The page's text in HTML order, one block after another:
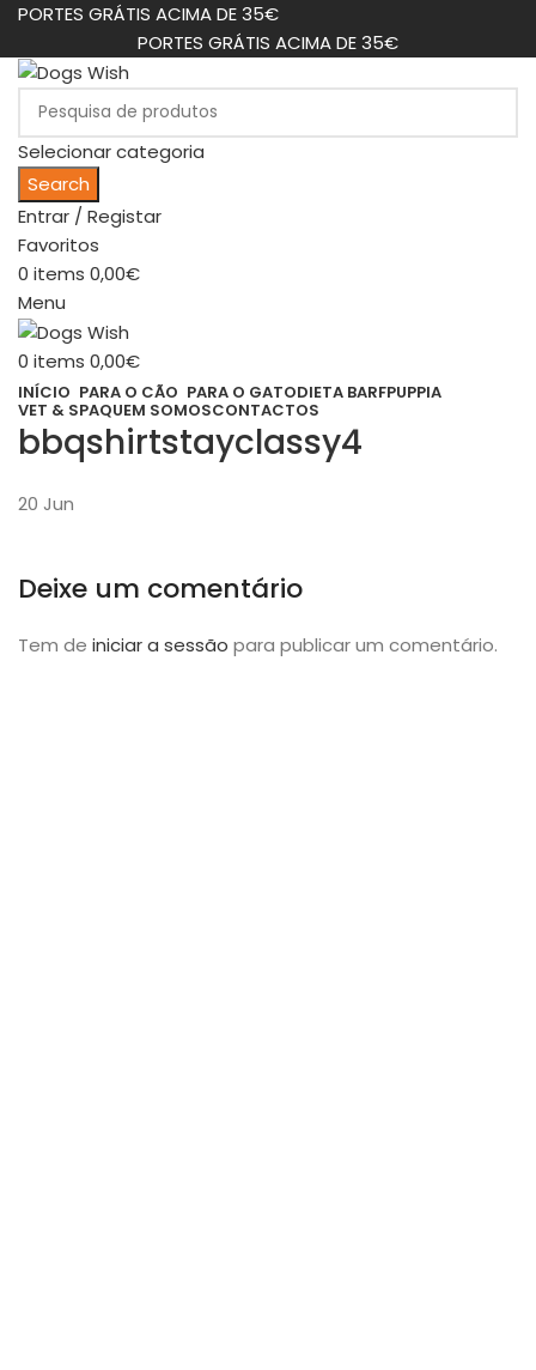
PORTES GRÁTIS ACIMA DE 35€
PORTES GRÁTIS ACIMA DE 35€
Selecionar categoria
Search
Entrar / Registar
Favoritos
0 items 0,00€
Menu
0 items 0,00€
INÍCIO PARA O CÃO PARA O GATODIETA BARFPUPPIA
VET & SPAQUEM SOMOSCONTACTOS
bbqshirtstayclassy4
20 Jun
Deixe um comentário
Tem de iniciar a sessão para publicar um comentário.